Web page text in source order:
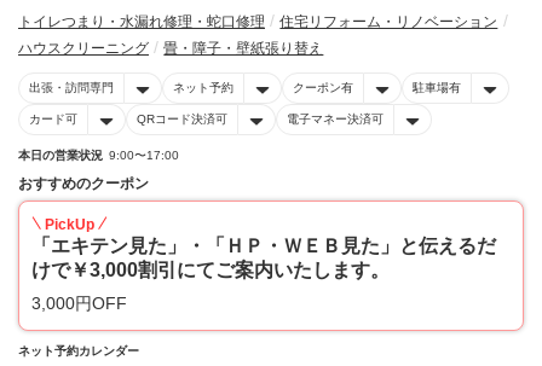
トイレつまり・水漏れ修理・蛇口修理
住宅リフォーム・リノベーション
ハウスクリーニング
畳・障子・壁紙張り替え
出張・訪問専門 ネット予約 クーポン有 駐車場有
カード可 QRコード決済可 電子マネー決済可
本日の営業状況 9:00〜17:00
おすすめのクーポン
PickUp
「エキテン見た」・「ＨＰ・ＷＥＢ見た」と伝えるだ
けで￥3,000割引にてご案内いたします。
3,000円OFF
ネット予約カレンダー